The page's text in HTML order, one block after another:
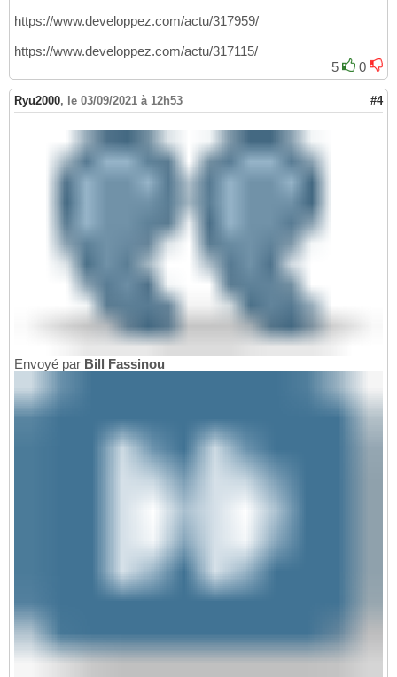
https://www.developpez.com/actu/317959/
https://www.developpez.com/actu/317115/
5
0
Ryu2000, le 03/09/2021 à 12h53 #4
Envoyé par Bill Fassinou